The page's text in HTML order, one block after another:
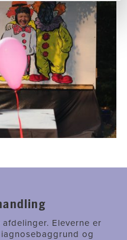
Eleverne er
og